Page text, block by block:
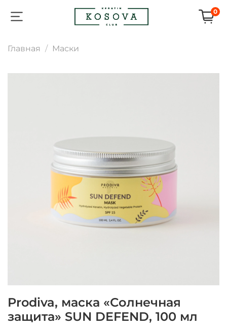
0
Главная Маски
Prodiva, маска «Солнечная
защита» SUN DEFEND, 100 мл